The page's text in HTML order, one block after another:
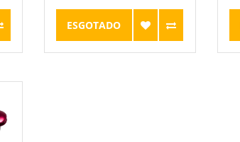
ESGOTADO